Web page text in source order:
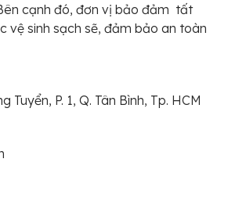
cạnh đó, đơn vị bảo đảm tất
vệ sinh sạch sẽ, đảm bảo an toàn
P. 1, Q. Tân Bình, Tp. HCM